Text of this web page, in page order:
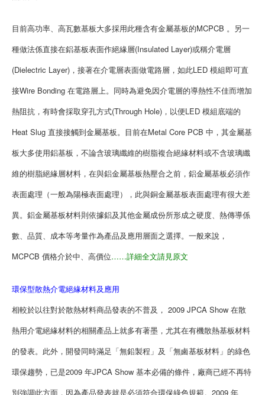
目前高功率、高瓦數基板大多採用此種含有金屬基板的MCPCB 。另一
種做法係直接在鋁基板表面作絕緣層(Insulated Layer)或稱介電層
(Dielectric Layer)，接著在介電層表面做電路層，如此LED 模組即可直
接Wire Bonding 在電路層上。同時為避免因介電層的導熱性不佳而增加
熱阻抗，有時會採取穿孔方式(Through Hole)，以便LED 模組底端的
Heat Slug 直接接觸到金屬基板。目前在Metal Core PCB 中，其金屬基
板大多使用鋁基板，不論含玻璃纖維的樹脂複合絕緣材料或不含玻璃纖
維的樹脂絕緣層材料，在與鋁金屬基板熱壓合之前，鋁金屬基板必須作
表面處理（一般為陽極表面處理），此與銅金屬基板表面處理有很大差
異。鋁金屬基板材料則依據鋁及其他金屬成份所形成之硬度、熱傳導係
數、品質、成本等考量作為產品及應用層面之選擇。一般來說，
MCPCB 價格介於中、高價位……詳細全文請見原文
環保型散熱介電絕緣材料及應用
相較於以往對於散熱材料商品發表的不普及， 2009 JPCA Show 在散
熱用介電絕緣材料的相關產品上就多有著墨，尤其在有機散熱基板材料
的發表。此外，開發同時滿足「無鉛製程」及「無鹵基板材料」的綠色
環保趨勢，已是2009 年JPCA Show 基本必備的條件，廠商已經不再特
別強調此方面，因為產品發表就是必須符合環保綠色規範。2009 年